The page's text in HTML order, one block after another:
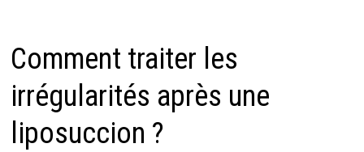
Comment traiter les
irrégularités après une
liposuccion ?